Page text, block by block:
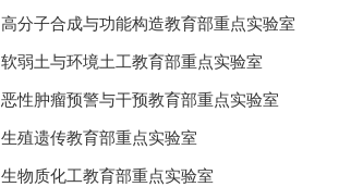
高分子合成与功能构造教育部重点实验室
软弱土与环境土工教育部重点实验室
恶性肿瘤预警与干预教育部重点实验室
生殖遗传教育部重点实验室
生物质化工教育部重点实验室